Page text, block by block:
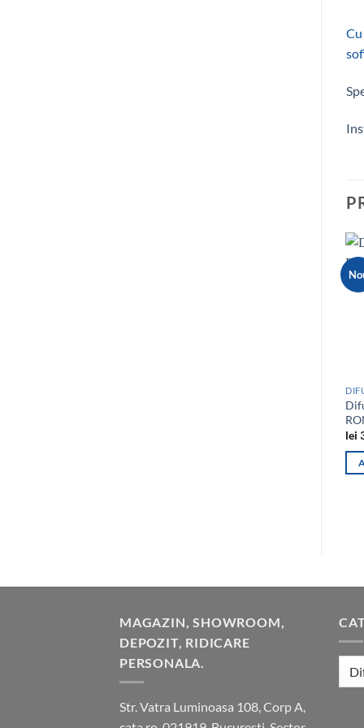
lei
MAGAZIN, SHOWROOM,
DEPOZIT, RIDICARE
PERSONALA.
Str. Vatra Luminoasa 108, Corp A,